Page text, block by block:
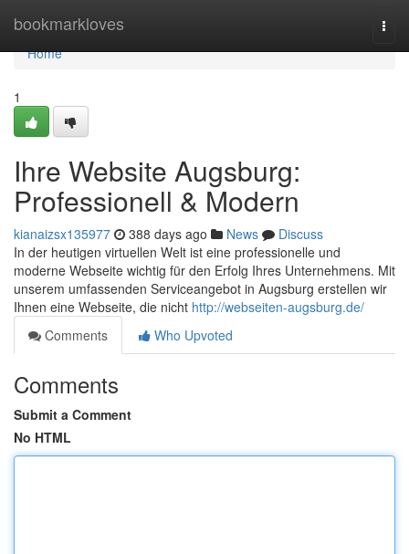
bookmarkloves
Home
Home
1
Ihre Website Augsburg:
Professionell & Modern
kianaizsx135977 388 days ago News
Discuss
In der heutigen virtuellen Welt ist eine professionelle und
moderne Webseite wichtig für den Erfolg Ihres Unternehmens. Mit
unserem umfassenden Serviceangebot in Augsburg erstellen wir
Ihnen eine Webseite, die nicht http://webseiten-augsburg.de/
Comments
Who Upvoted
Comments
Submit a Comment
No HTML